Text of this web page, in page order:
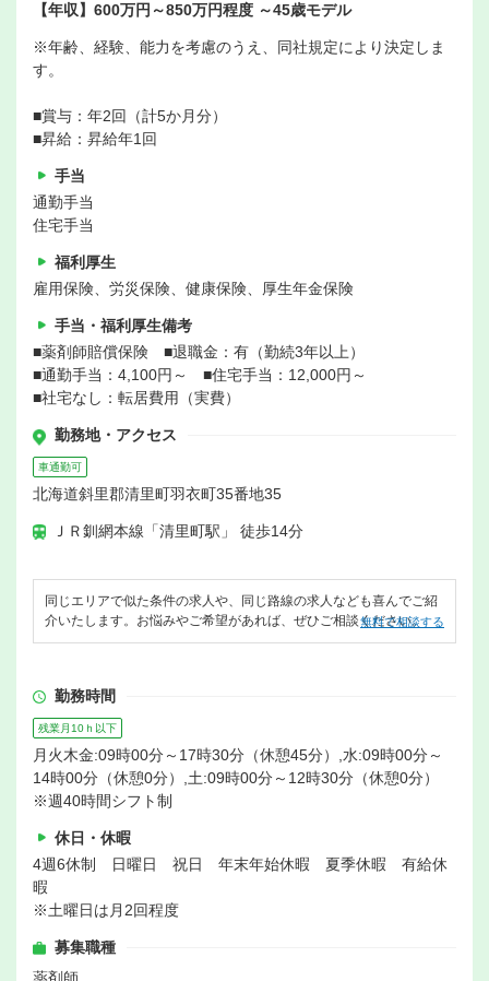
【年収】600万円～850万円程度 ～45歳モデル
※年齢、経験、能力を考慮のうえ、同社規定により決定しま
す。
■賞与：年2回（計5か月分）
■昇給：昇給年1回
手当
通勤手当
住宅手当
福利厚生
雇用保険、労災保険、健康保険、厚生年金保険
手当・福利厚生備考
■薬剤師賠償保険 ■退職金：有（勤続3年以上）
■通勤手当：4,100円～ ■住宅手当：12,000円～
■社宅なし：転居費用（実費）
勤務地・アクセス
車通勤可
北海道斜里郡清里町羽衣町35番地35
ＪＲ釧網本線「清里町駅」 徒歩14分
同じエリアで似た条件の求人や、同じ路線の求人なども喜んでご紹
介いたします。お悩みやご希望があれば、ぜひご相談ください。
無料で相談する
勤務時間
残業月10ｈ以下
月火木金:09時00分～17時30分（休憩45分）,水:09時00分～
14時00分（休憩0分）,土:09時00分～12時30分（休憩0分）
※週40時間シフト制
休日・休暇
4週6休制 日曜日 祝日 年末年始休暇 夏季休暇 有給休
暇
※土曜日は月2回程度
募集職種